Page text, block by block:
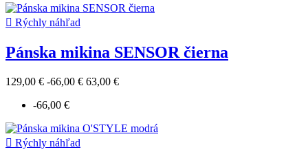
 Rýchly náhľad
Pánska mikina SENSOR čierna
129,00 € -66,00 € 63,00 €
-66,00 €
 Rýchly náhľad